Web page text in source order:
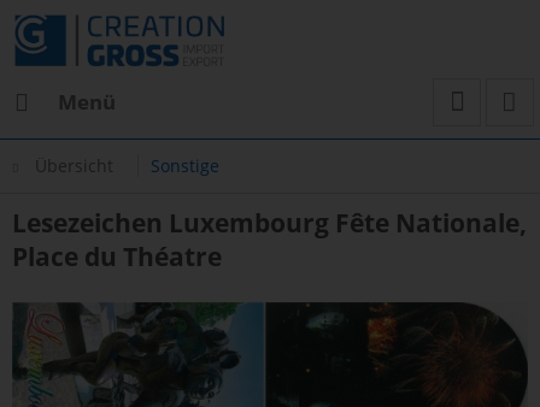
Menü
Übersicht Sonstige
Lesezeichen Luxembourg Fête Nationale,
Place du Théatre